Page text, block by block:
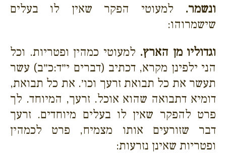
ונשמר. למעוטי הפקר שאין לו בעלים
שישמרוהו:
וגדוליו מן הארץ. למעוטי כמהין ופטריות. וכל
הני ילפינן מקרא, דכתיב (דברים י״ד:כ״ב) עשר
תעשר את כל תבואת זרעך וכו׳. את כל תבואת,
דומיא דתבואה שהוא אוכל. זרעך, המיוחד. לך
פרט להפקר שאין לו בעלים מיוחדים. זרעך
דבר שזורעים אותו מצמיח, פרט לכמהין
ופטריות שאינן נזרעות: